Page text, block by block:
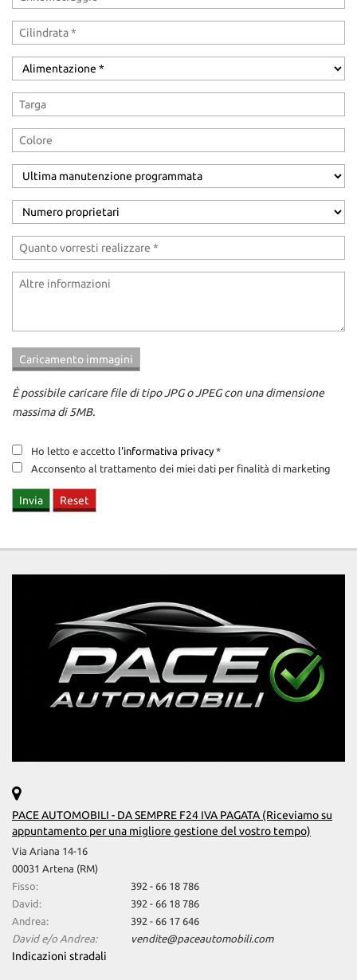
È possibile caricare file di tipo JPG o JPEG con una dimensione
massima di 5MB.
Ho letto e accetto l'informativa privacy*
Acconsento al trattamento dei miei dati per finalità di marketing
PACE AUTOMOBILI - DA SEMPRE F24 IVA PAGATA (Riceviamo su
appuntamento per una migliore gestione del vostro tempo)
Via Ariana 14-16
00031 Artena (RM)
Fisso:
392 - 66 18 786
David:
392 - 66 18 786
Andrea:
392 - 66 17 646
David e/o Andrea:
vendite@paceautomobili.com
Indicazioni stradali